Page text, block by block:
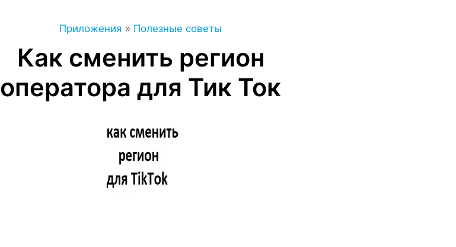
Приложения » Полезные советы
Как сменить регион
оператора для Тик Ток